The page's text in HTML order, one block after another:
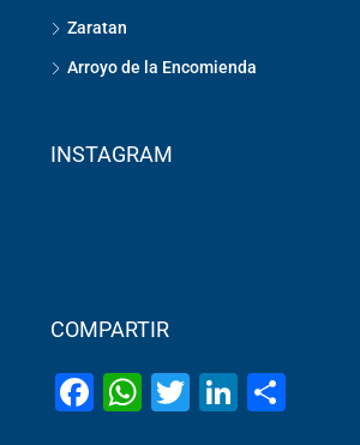
Zaratan
Arroyo de la Encomienda
INSTAGRAM
COMPARTIR
Facebook
WhatsApp
TwitterLinkedIn